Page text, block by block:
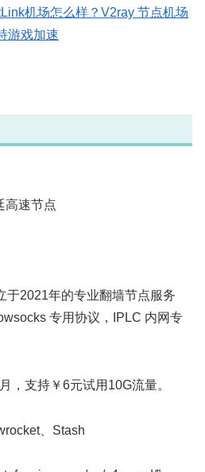
机场怎么样？V2ray 节点机场
游戏加速
高速节点
于2021年的专业翻墙节点服务
专用协议，IPLC 内网专
，支持￥6元试用10G流量。
、Stash